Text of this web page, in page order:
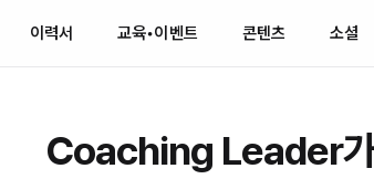
이력서 교육•이벤트 콘텐츠 소셜
Coaching Leader가